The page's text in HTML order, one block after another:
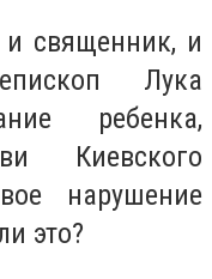
и священник, и
Лука
ребенка,
Киевского
нарушение
это?